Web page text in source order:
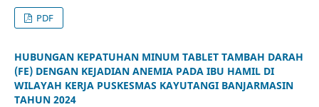
PDF
HUBUNGAN KEPATUHAN MINUM TABLET TAMBAH DARAH
(FE) DENGAN KEJADIAN ANEMIA PADA IBU HAMIL DI
WILAYAH KERJA PUSKESMAS KAYUTANGI BANJARMASIN
TAHUN 2024